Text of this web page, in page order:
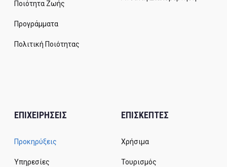
Ποιότητα Ζωής
Προγράμματα
Πολιτική Ποιότητας
ΕΠΙΧΕΙΡΗΣΕΙΣ
Προκηρύξεις
Υπηρεσίες
ΕΠΙΣΚΕΠΤΕΣ
Χρήσιμα
Τουρισμός